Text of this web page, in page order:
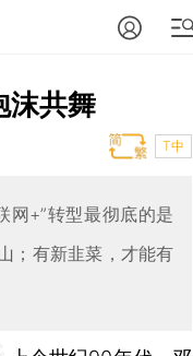
沫共舞
T中
网+”转型最彻底的是
；有新韭菜，才能有